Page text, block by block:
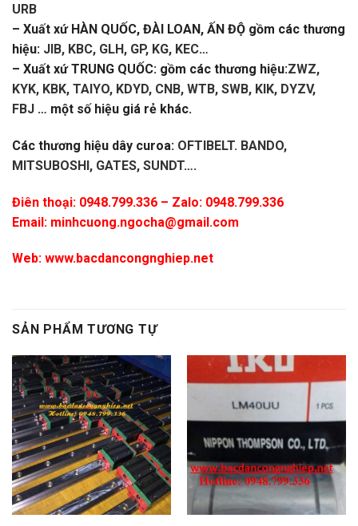
URB
– Xuất xứ HÀN QUỐC, ĐÀI LOAN, ẤN ĐỘ gồm các thương
hiệu: JIB, KBC, GLH, GP, KG, KEC…
– Xuất xứ TRUNG QUỐC: gồm các thương hiệu:ZWZ,
KYK, KBK, TAIYO, KDYD, CNB, WTB, SWB, KIK, DYZV,
FBJ … một số hiệu giá rẻ khác.
Các thương hiệu dây curoa: OFTIBELT. BANDO,
MITSUBOSHI, GATES, SUNDT….
Điên thoại: 0948.799.336 – Zalo: 0948.799.336
Email: minhcuong.ngocha@gmail.com
Web: www.bacdancongnghiep.net
SẢN PHẨM TƯƠNG TỰ